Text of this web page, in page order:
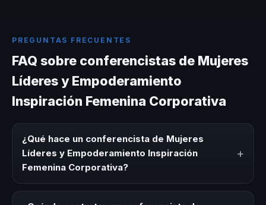
PREGUNTAS FRECUENTES
FAQ sobre conferencistas de Mujeres
Líderes y Empoderamiento
Inspiración Femenina Corporativa
¿Qué hace un conferencista de Mujeres
Líderes y Empoderamiento Inspiración
Femenina Corporativa?
+
Inspiración Femenina Corporativa es un experto que